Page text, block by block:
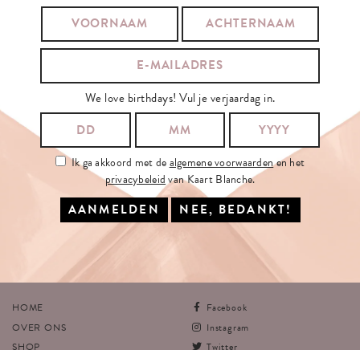
SCHRIJF JE IN OP ONZE NIEUWSBRIEF
JE E-MAILADRES:
Ik ga akkoord met de algemene voorwaarden en hetprivacybeleidvan
Kaart Blanche.
INSCHRIJVEN
SITEMAP
HOME
OVER ONS
SHOP
VOLG ONS
Facebook
Instagram
Twitter
We love birthdays! Vul je verjaardag in.
Ik ga akkoord met dealgemene voorwaardenen het
privacybeleidvan Kaart Blanche.